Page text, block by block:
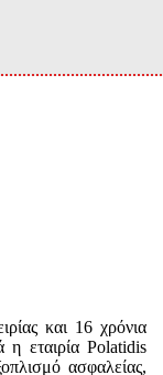
και 16 χρόνια
η εταιρία Polatidis
ασφαλείας,